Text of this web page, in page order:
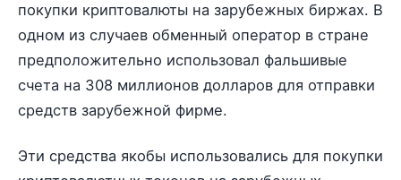
покупки криптовалюты на зарубежных биржах. В
одном из случаев обменный оператор в стране
предположительно использовал фальшивые
счета на 308 миллионов долларов для отправки
средств зарубежной фирме.
Эти средства якобы использовались для покупки